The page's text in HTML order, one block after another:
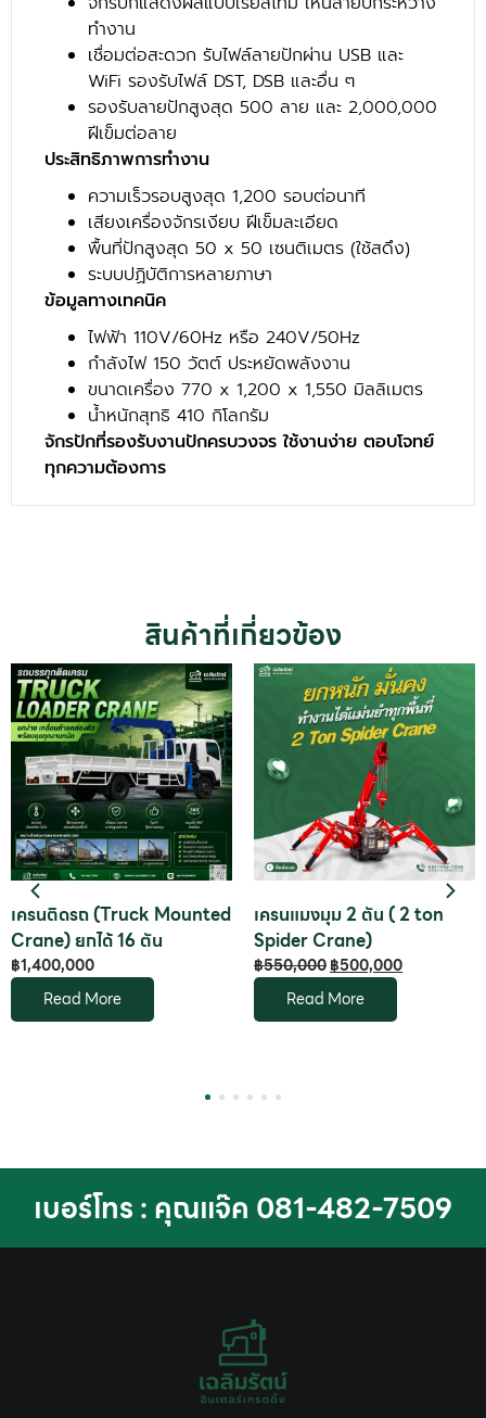
ทำงาน
เชื่อมต่อสะดวก รับไฟล์ลายปักผ่าน USB และ
WiFi รองรับไฟล์ DST, DSB และอื่น ๆ
รองรับลายปักสูงสุด 500 ลาย และ 2,000,000
ฝีเข็มต่อลาย
ประสิทธิภาพการทำงาน
ความเร็วรอบสูงสุด 1,200 รอบต่อนาที
เสียงเครื่องจักรเงียบ ฝีเข็มละเอียด
พื้นที่ปักสูงสุด 50 x 50 เซนติเมตร (ใช้สดึง)
ระบบปฏิบัติการหลายภาษา
ข้อมูลทางเทคนิค
ไฟฟ้า 110V/60Hz หรือ 240V/50Hz
กำลังไฟ 150 วัตต์ ประหยัดพลังงาน
ขนาดเครื่อง 770 x 1,200 x 1,550 มิลลิเมตร
น้ำหนักสุทธิ 410 กิโลกรัม
จักรปักที่รองรับงานปักครบวงจร ใช้งานง่าย ตอบโจทย์
ทุกความต้องการ
สินค้าที่เกี่ยวข้อง
เครนติดรถ (Truck Mounted
Crane) ยกได้ 16 ตัน
฿1,400,000
Read More
เครนแมงมุม 2 ตัน ( 2 ton
Spider Crane)
฿550,000฿500,000
Read More
5 6
เบอร์โทร : คุณแจ๊ค 081-482-7509